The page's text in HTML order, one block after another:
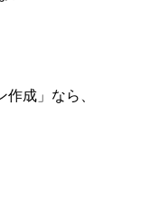
成」なら、